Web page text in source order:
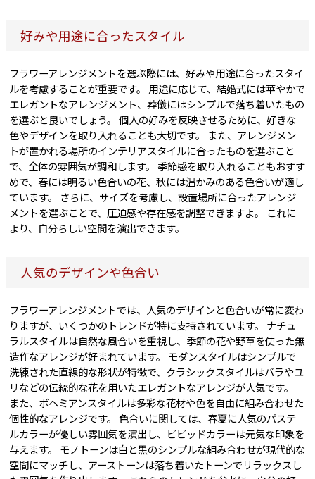
好みや用途に合ったスタイル
フラワーアレンジメントを選ぶ際には、好みや用途に合ったスタイ
ルを考慮することが重要です。 用途に応じて、結婚式には華やかで
エレガントなアレンジメント、葬儀にはシンプルで落ち着いたもの
を選ぶと良いでしょう。 個人の好みを反映させるために、好きな
色やデザインを取り入れることも大切です。 また、アレンジメン
トが置かれる場所のインテリアスタイルに合ったものを選ぶこと
で、全体の雰囲気が調和します。 季節感を取り入れることもおすす
めで、春には明るい色合いの花、秋には温かみのある色合いが適し
ています。 さらに、サイズを考慮し、設置場所に合ったアレンジ
メントを選ぶことで、圧迫感や存在感を調整できますよ。 これに
より、自分らしい空間を演出できます。
人気のデザインや色合い
フラワーアレンジメントでは、人気のデザインと色合いが常に変わ
りますが、いくつかのトレンドが特に支持されています。 ナチュ
ラルスタイルは自然な風合いを重視し、季節の花や野草を使った無
造作なアレンジが好まれています。 モダンスタイルはシンプルで
洗練された直線的な形状が特徴で、クラシックスタイルはバラやユ
リなどの伝統的な花を用いたエレガントなアレンジが人気です。
また、ボヘミアンスタイルは多彩な花材や色を自由に組み合わせた
個性的なアレンジです。 色合いに関しては、春夏に人気のパステ
ルカラーが優しい雰囲気を演出し、ビビッドカラーは元気な印象を
与えます。 モノトーンは白と黒のシンプルな組み合わせが現代的な
空間にマッチし、アーストーンは落ち着いたトーンでリラックスし